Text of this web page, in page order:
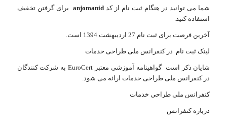
شما می توانید در هنگام ثبت نام از کدanjomanid برای گرفتن تخفیف
استفاده کنید.
آخرین فرصت برای ثبت نام 27 اردیبهشت 1394 است.
لینک ثبت نام در کنفرانس ملی طراحی خدمات
شایان ذکر است گواهینامه آموزشی معتبر EuroCert به شرکت کنندگان
در کنفرانس ملی طراحی خدمات ارائه می شود.
کنفرانس ملی طراحی خدمات
درباره کنفرانس